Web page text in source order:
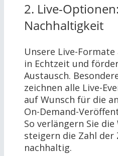
2. Live-
Nachhaltigkeit
Unsere Live-
in Echtzeit und
Austausch.
zeichnen alle Live-
auf Wunsch für die
On-Demand-
So verlängern Sie
steigern die Zahl
nachhaltig.